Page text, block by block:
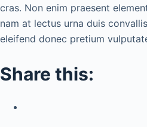
cras. Non enim praesent
nam at lectus urna duis
eleifend donec pretium
Share this: